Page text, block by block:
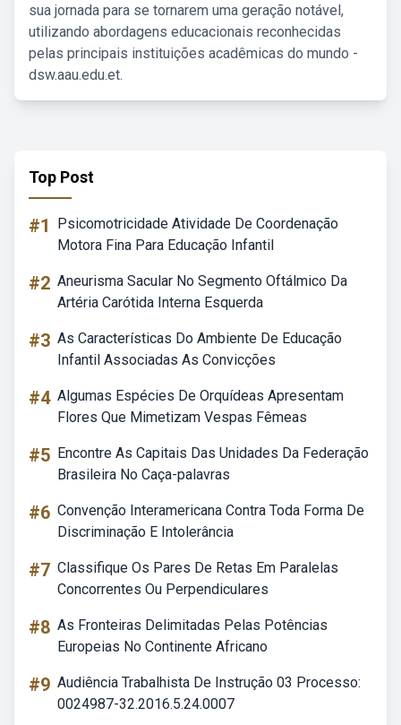
sua jornada para se tornarem uma geração notável,
utilizando abordagens educacionais reconhecidas
pelas principais instituições acadêmicas do mundo -
dsw.aau.edu.et.
Top Post
#1
Psicomotricidade Atividade De Coordenação
Motora Fina Para Educação Infantil
#2 Aneurisma Sacular No Segmento Oftálmico Da
Artéria Carótida Interna Esquerda
#3 As Características Do Ambiente De Educação
Infantil Associadas As Convicções
#4 Algumas Espécies De Orquídeas Apresentam
Flores Que Mimetizam Vespas Fêmeas
#5 Encontre As Capitais Das Unidades Da Federação
Brasileira No Caça-palavras
#6 Convenção Interamericana Contra Toda Forma De
Discriminação E Intolerância
#7 Classifique Os Pares De Retas Em Paralelas
Concorrentes Ou Perpendiculares
#8 As Fronteiras Delimitadas Pelas Potências
Europeias No Continente Africano
#9 Audiência Trabalhista De Instrução 03 Processo:
0024987-32.2016.5.24.0007